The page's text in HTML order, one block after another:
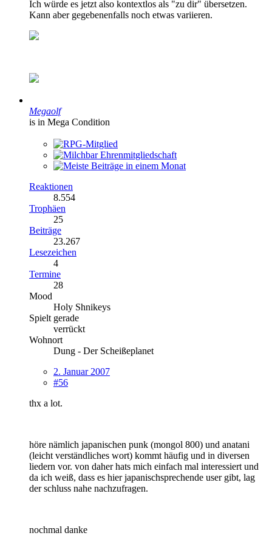
Ich würde es jetzt also kontextlos als "zu dir" übersetzen.
Kann aber gegebenenfalls noch etwas variieren.
Megaolf
is in Mega Condition
Reaktionen
8.554
Trophäen
25
Beiträge
23.267
Lesezeichen
4
Termine
28
Mood
Holy Shnikeys
Spielt gerade
verrückt
Wohnort
Dung - Der Scheißeplanet
2. Januar 2007
#56
thx a lot.
höre nämlich japanischen punk (mongol 800) und anatani
(leicht verständliches wort) kommt häufig und in diversen
liedern vor. von daher hats mich einfach mal interessiert und
da ich weiß, dass es hier japanischsprechende user gibt, lag
der schluss nahe nachzufragen.
nochmal danke